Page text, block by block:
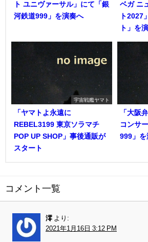
ト ユニヴァーサル」にて「銀
河鉄道999」を演奏へ
ベガ ニ
ト2027
ト」を
宇宙戦艦ヤマト
「ヤマトよ永遠に
REBEL3199 東京ソラマチ
POP UP SHOP」事後通販が
スタート
「大阪
コンサ
999」を
コメント一覧
澪 より:
2021年1月16日 3:12 PM